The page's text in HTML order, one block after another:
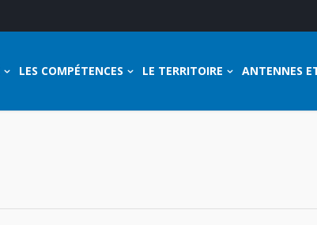
LES COMPÉTENCES LE TERRITOIRE ANTENNES